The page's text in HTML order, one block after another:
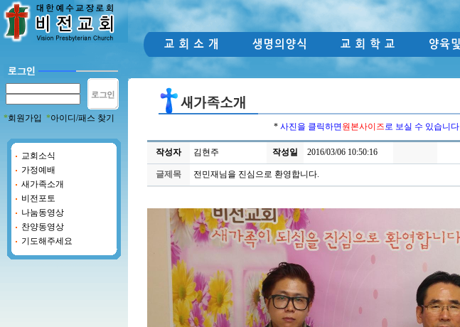
*회원가입 *아이디/패스 찾기
교회소식
가정예배
새가족소개
비전포토
나눔동영상
찬양동영상
기도해주세요
* 사진을 클릭하면 원본사이즈로 보실 수 있습니다
작성자 김현주 작성일 2016/03/06 10:50:16
글제목 전민재님을 진심으로 환영합니다.